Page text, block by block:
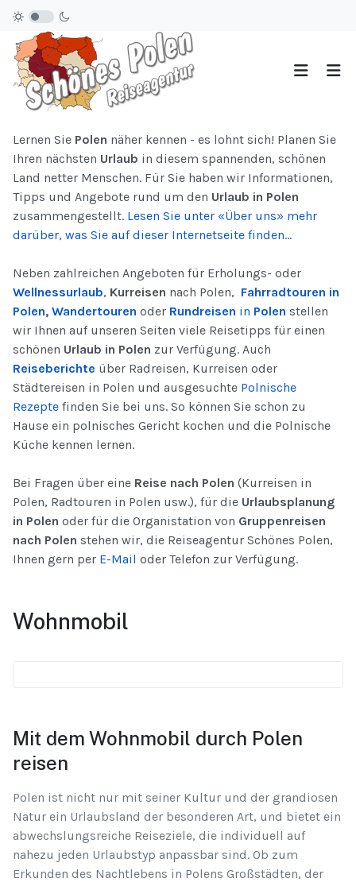
Lernen Sie Polen näher kennen - es lohnt sich! Planen Sie
Ihren nächsten Urlaub in diesem spannenden, schönen
Land netter Menschen. Für Sie haben wir Informationen,
Tipps und Angebote rund um den Urlaub in Polen
zusammengestellt. Lesen Sie unter «Über uns» mehr
darüber, was Sie auf dieser Internetseite finden...
Neben zahlreichen Angeboten für Erholungs- oder
Wellnessurlaub, Kurreisen nach Polen, Fahrradtouren in
Polen, Wandertouren oder Rundreisen in Polen stellen
wir Ihnen auf unseren Seiten viele Reisetipps für einen
schönen Urlaub in Polen zur Verfügung. Auch
Reiseberichte über Radreisen, Kurreisen oder
Städtereisen in Polen und ausgesuchte Polnische
Rezepte finden Sie bei uns. So können Sie schon zu
Hause ein polnisches Gericht kochen und die Polnische
Küche kennen lernen.
Bei Fragen über eine Reise nach Polen (Kurreisen in
Polen, Radtouren in Polen usw.), für die Urlaubsplanung
in Polen oder für die Organistation von Gruppenreisen
nach Polen stehen wir, die Reiseagentur Schönes Polen,
Ihnen gern per E-Mail oder Telefon zur Verfügung.
Wohnmobil
Mit dem Wohnmobil durch Polen
reisen
Polen ist nicht nur mit seiner Kultur und der grandiosen
Natur ein Urlaubsland der besonderen Art, und bietet ein
abwechslungsreiche Reiseziele, die individuell auf
nahezu jeden Urlaubstyp anpassbar sind. Ob zum
Erkunden des Nachtlebens in Polens Großstädten, der